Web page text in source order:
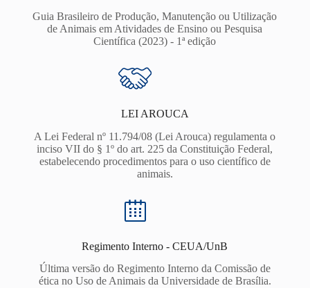
Guia Brasileiro de Produção, Manutenção ou Utilização
de Animais em Atividades de Ensino ou Pesquisa
Científica (2023) - 1ª edição
LEI AROUCA
A Lei Federal nº 11.794/08 (Lei Arouca) regulamenta o
inciso VII do § 1º do art. 225 da Constituição Federal,
estabelecendo procedimentos para o uso científico de
animais.
Regimento Interno - CEUA/UnB
Última versão do Regimento Interno da Comissão de
ética no Uso de Animais da Universidade de Brasília.